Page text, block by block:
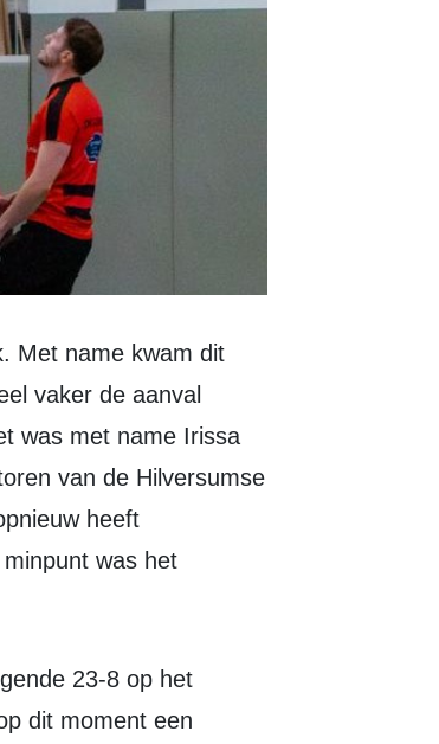
vaker de aanval
was met name Irissa
van de Hilversumse
heeft
was het
dit moment een